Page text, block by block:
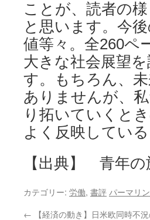
ことが、読者の
と思います。今
値等々。全260ペ
大きな社会展望
す。もちろん、
ありませんが、
り拓いていくと
よく反映してい
【出典】 青年
カテゴリー: 労働, 書評 パーマリ
← 【経済の動き】日米欧同時不